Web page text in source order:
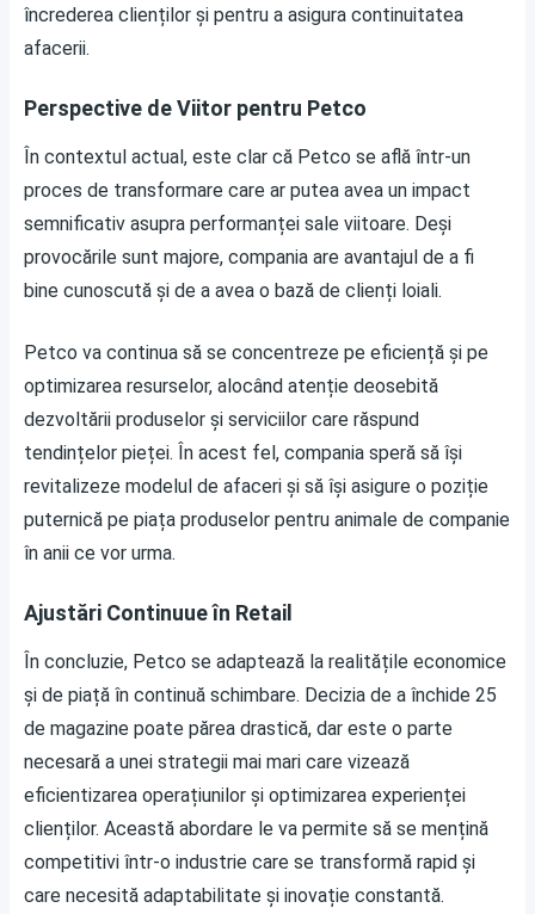
încrederea clienților și pentru a asigura continuitatea
afacerii.
Perspective de Viitor pentru Petco
În contextul actual, este clar că Petco se află într-un
proces de transformare care ar putea avea un impact
semnificativ asupra performanței sale viitoare. Deși
provocările sunt majore, compania are avantajul de a fi
bine cunoscută și de a avea o bază de clienți loiali.
Petco va continua să se concentreze pe eficiență și pe
optimizarea resurselor, alocând atenție deosebită
dezvoltării produselor și serviciilor care răspund
tendințelor pieței. În acest fel, compania speră să își
revitalizeze modelul de afaceri și să își asigure o poziție
puternică pe piața produselor pentru animale de companie
în anii ce vor urma.
Ajustări Continuue în Retail
În concluzie, Petco se adaptează la realitățile economice
și de piață în continuă schimbare. Decizia de a închide 25
de magazine poate părea drastică, dar este o parte
necesară a unei strategii mai mari care vizează
eficientizarea operațiunilor și optimizarea experienței
clienților. Această abordare le va permite să se mențină
competitivi într-o industrie care se transformă rapid și
care necesită adaptabilitate și inovație constantă.